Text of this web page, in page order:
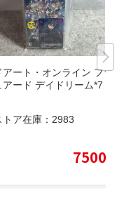
アート・オンライン フラ
アード デイドリーム*7
ア在庫： 2983
7500